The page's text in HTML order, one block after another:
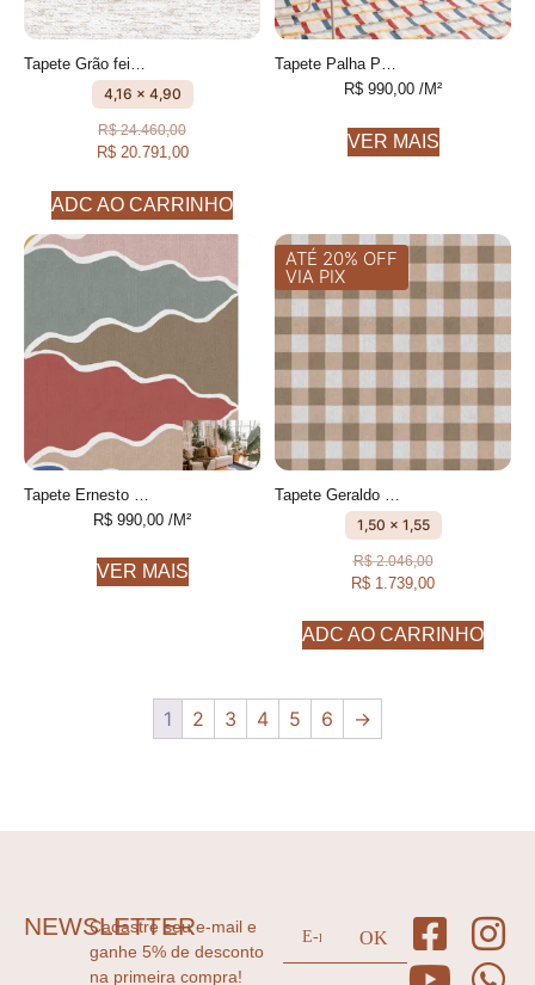
Tapete Grão feito à mão, 80% algodão reciclado e 20% Cotelê de algodão
4,16 x 4,90
R$24.460,00
R$20.791,00
ADC AO CARRINHO
Tapete Palha Personalizável feito à mão, 100% algodão reciclado
R$ 990,00 /M²
VER MAIS
R$ 990,00 /M²
VER MAIS
ATÉ 20% OFF
VIA PIX
1,50 x 1,55
R$2.046,00
R$ 1.739,00
ADC AO CARRINHO
1 2 3 4 5 6 →
NEWSLETTER
Cadastre seu e-mail e
ganhe 5% de desconto
na primeira compra!